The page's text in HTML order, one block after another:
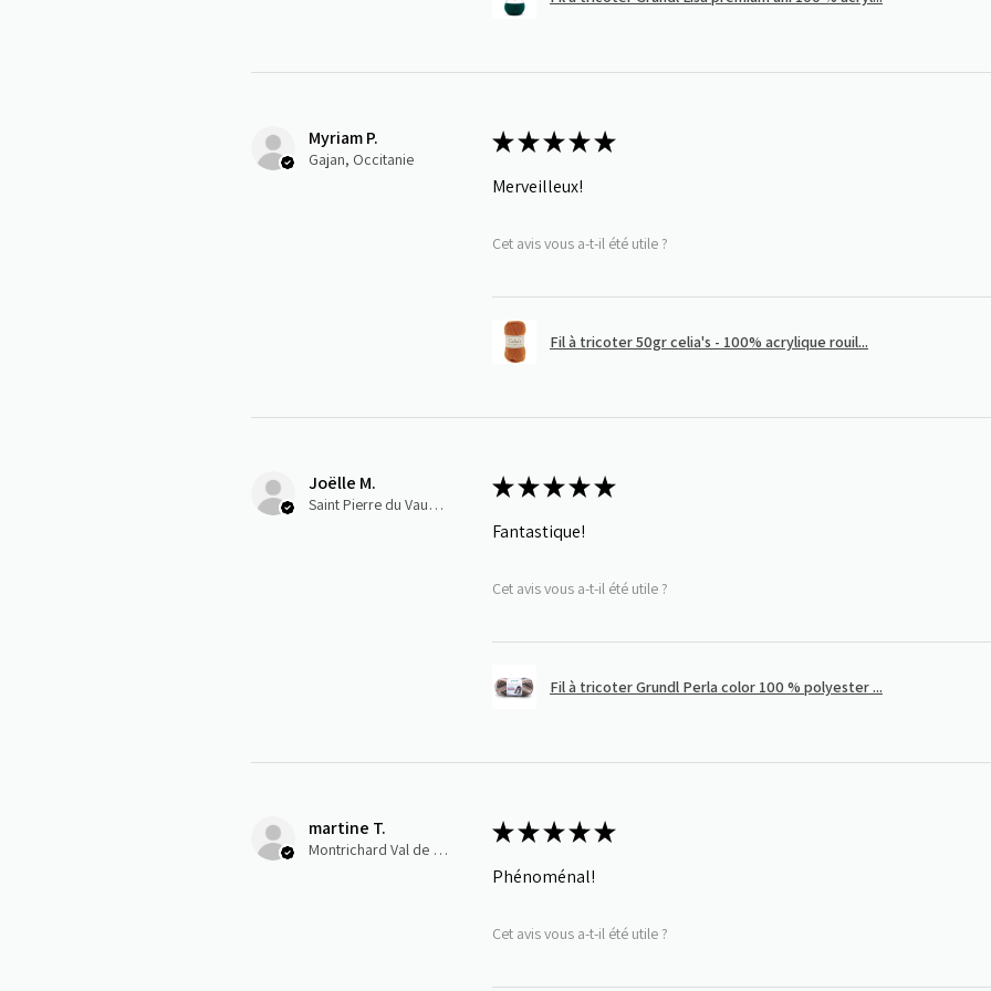
Myriam P.
Gajan, Occitanie
★★★★★
Merveilleux!
Cet avis vous a-t-il été utile ?
Fil à tricoter 50gr celia's - 100% acrylique rouil...
Joëlle M.
Saint Pierre du Vauvray, Normandie
★★★★★
Fantastique!
Cet avis vous a-t-il été utile ?
Fil à tricoter Grundl Perla color 100 % polyester ...
martine T.
Montrichard Val de Cher, Centre-Val de Loire
★★★★★
Phénoménal!
Cet avis vous a-t-il été utile ?